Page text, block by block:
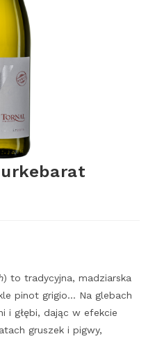
) to tradycyjna, madziarska
pinot grigio… Na glebach
i głębi, dając w efekcie
gruszek i pigwy,